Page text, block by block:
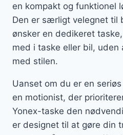
en kompakt og funktionel
Den er særligt velegnet til
ønsker en dedikeret
med i taske eller bil, uden
med stilen.
Uanset om du er en
en motionist, der
Yonex-taske den
er designet til at gøre din